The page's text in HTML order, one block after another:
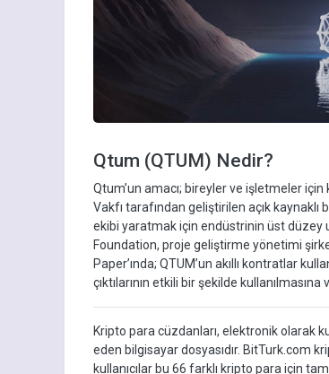
Qtum (QTUM) Nedir?
Qtum’un amacı; bireyler ve işletmeler
Vakfı tarafından geliştirilen açık
ekibi yaratmak için endüstrinin üst düzey
Foundation, proje geliştirme yönetimi
Paper’ında; QTUM’un akıllı kontratlar
çıktılarının etkili bir şekilde
Kripto para cüzdanları, elektronik olarak
eden bilgisayar dosyasıdır. BitTurk.com
kullanıcılar bu 66 farklı kripto para için